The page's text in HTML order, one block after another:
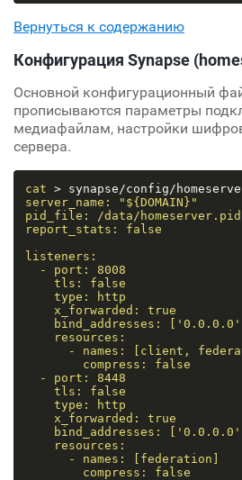
Вернуться к содержанию
Конфигурация Synapse
Основной конфигурационный
прописываются параметры
медиафайлам, настройки
сервера.
cat > synapse/config/
server_name: "${DOMAIN}"
pid_file: /data/homeserver.pid
report_stats: false
listeners:
  - port: 8008
    tls: false
    type: http
    x_forwarded: true
    bind_addresses: ['0.0.0.0']
    resources:
- names: [client,
        compress: false
  - port: 8448
    tls: false
    type: http
    x_forwarded: true
    bind_addresses: ['0.0.0.0']
    resources:
      - names: [federation]
        compress: false